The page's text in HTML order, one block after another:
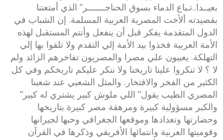
بعيــدا..تـباع الدماء بسوق الحناجـــــــر” الذي أمتعتنا
بقصيدته ألأخت المصرية العربية المسلمة. إن الشباب في
الدول المتقدمة يفكر قبل أن ينفعل وأنتم المستقبل لهذه
الأمة العربية فخذوا بيد الأمة إلي التقدم ولا تلقوا بها إلي
التهلكة. يعيبون علي مصرا والمصريون تفاخرهم الزائد ولم
لا ؟ لا تنكروا علينا تاريخنا ولا ننكر عليكم تاريخكم وفي كل
الكثير من الفخر والافتخار. والمثل الشعبي عند شعبنا
المصري الطيب يقول” اللي ملوش كبير يشتري له كبير”
والكبر مسؤولية كبيرة ومرهقة مصر كبيرة بتاريخها
وحضارتها وتعدادها وموقعها الجغرافي وحبها لجيرانها
وقوميتها العربية وانتمائها الأفريقي وذكرها في القرآن